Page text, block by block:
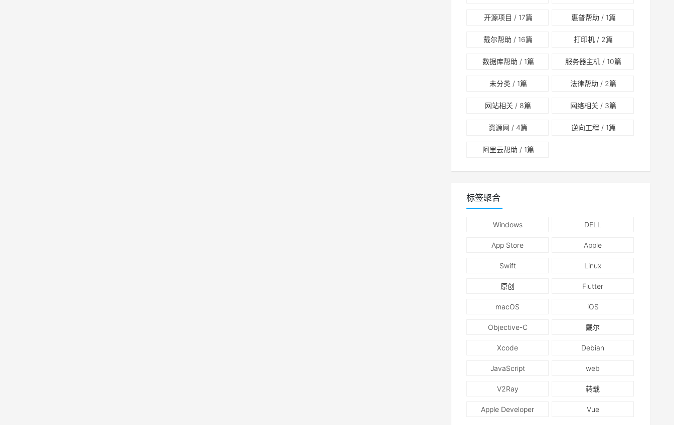
开源项目 / 17篇 惠普帮助 / 1篇
戴尔帮助 / 16篇 打印机 / 2篇
数据库帮助 / 1篇 服务器主机 / 10篇
未分类 / 1篇 法律帮助 / 2篇
网站相关 / 8篇 网络相关 / 3篇
资源网 / 4篇 逆向工程/ 1篇
阿里云帮助 / 1篇
标签聚合
Windows DELL
App Store Apple
Swift Linux
原创 Flutter
macOS iOS
Objective-C 戴尔
Xcode Debian
JavaScript web
V2Ray 转载
Apple Developer Vue